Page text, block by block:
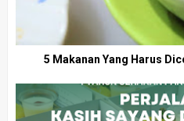
5 Makanan Yang Harus